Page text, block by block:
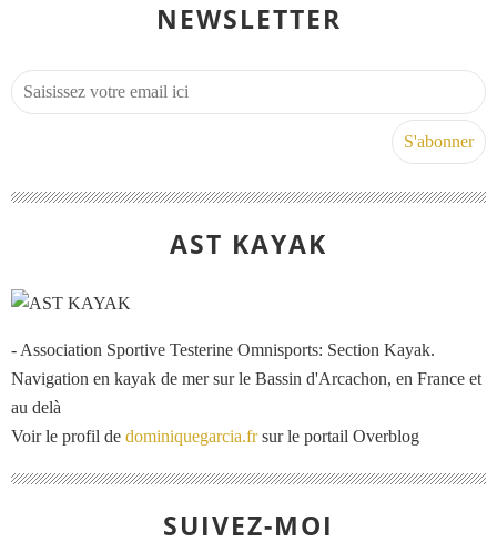
NEWSLETTER
AST KAYAK
- Association Sportive Testerine Omnisports: Section Kayak.
Navigation en kayak de mer sur le Bassin d'Arcachon, en France et
au delà
Voir le profil de dominiquegarcia.frsur le portail Overblog
SUIVEZ-MOI